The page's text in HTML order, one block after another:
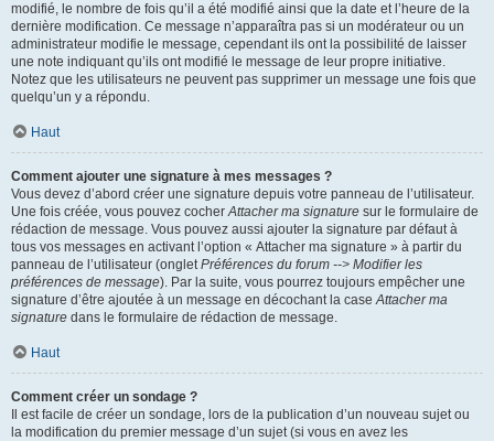
modifié, le nombre de fois qu’il a été modifié ainsi que la date et l’heure de la
dernière modification. Ce message n’apparaîtra pas si un modérateur ou un
administrateur modifie le message, cependant ils ont la possibilité de laisser
une note indiquant qu’ils ont modifié le message de leur propre initiative.
Notez que les utilisateurs ne peuvent pas supprimer un message une fois que
quelqu’un y a répondu.
Haut
Comment ajouter une signature à mes messages ?
Vous devez d’abord créer une signature depuis votre panneau de l’utilisateur.
Une fois créée, vous pouvez cocherAttacher ma signature sur le formulaire de
rédaction de message. Vous pouvez aussi ajouter la signature par défaut à
tous vos messages en activant l’option « Attacher ma signature » à partir du
panneau de l’utilisateur (ongletPréférences du forum --> Modifier les
préférences de message). Par la suite, vous pourrez toujours empêcher une
signature d’être ajoutée à un message en décochant la caseAttacher ma
signature dans le formulaire de rédaction de message.
Haut
Comment créer un sondage ?
Il est facile de créer un sondage, lors de la publication d’un nouveau sujet ou
la modification du premier message d’un sujet (si vous en avez les